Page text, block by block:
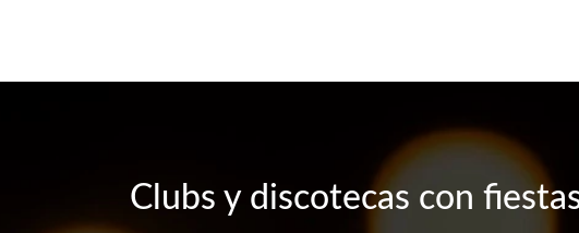
Clubs y discotecas con